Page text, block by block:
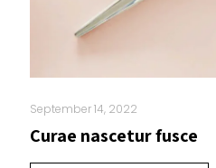
September 14, 2022
Curae nascetur fusce